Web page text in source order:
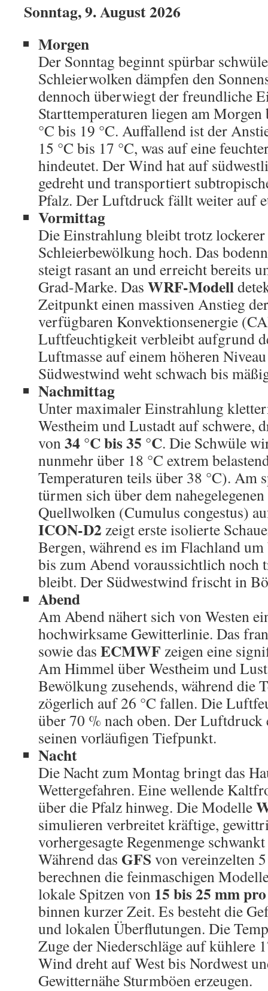
Sonntag, 9. August 2026
Morgen
Der Sonntag beginnt spürbar
Schleierwolken dämpfen den
dennoch überwiegt der freundliche
Starttemperaturen liegen am
°C bis 19 °C. Auffallend ist der
15 °C bis 17 °C, was auf eine
hindeutet. Der Wind hat auf
gedreht und transportiert
Pfalz. Der Luftdruck fällt weiter auf
Vormittag
Die Einstrahlung bleibt trotz
Schleierbewölkung hoch. Das
steigt rasant an und erreicht bereits
Grad-Marke. Das WRF-Modell
Zeitpunkt einen massiven Anstieg
verfügbaren Konvektionsenergie
Luftfeuchtigkeit verbleibt aufgrund
Luftmasse auf einem höheren
Südwestwind weht schwach bis
Nachmittag
Unter maximaler Einstrahlung
Westheim und Lustadt auf schwere,
von34 °C bis 35 °C. Die Schwüle
nunmehr über 18 °C extrem
Temperaturen teils über 38 °C). Am
türmen sich über dem
Quellwolken (Cumulus congestus)
ICON-D2 zeigt erste isolierte
Bergen, während es im Flachland
bis zum Abend voraussichtlich noch
bleibt. Der Südwestwind frischt in
Abend
Am Abend nähert sich von Westen
hochwirksame Gewitterlinie. Das
sowie das ECMWF zeigen eine
Am Himmel über Westheim und
Bewölkung zusehends, während die
zögerlich auf 26 °C fallen. Die
über 70 % nach oben. Der
seinen vorläufigen Tiefpunkt.
Nacht
Die Nacht zum Montag bringt das
Wettergefahren. Eine wellende
über die Pfalz hinweg. Die Modelle
simulieren verbreitet kräftige,
vorhergesagte Regenmenge
Während das GFS von vereinzelten
berechnen die feinmaschigen
lokale Spitzen von 15 bis 25 mm
binnen kurzer Zeit. Es besteht die
und lokalen Überflutungen. Die
Zuge der Niederschläge auf kühlere
Wind dreht auf West bis Nordwest
Gewitternähe Sturmböen erzeugen.